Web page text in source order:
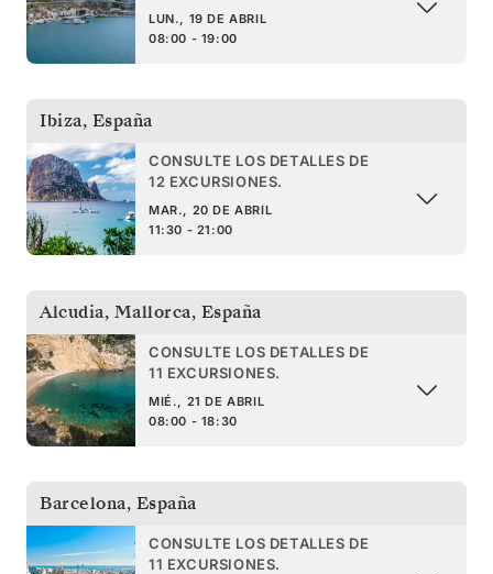
LUN., 19 DE ABRIL
08:00 - 19:00
Ibiza, España
CONSULTE LOS DETALLES DE
12 EXCURSIONES.
MAR., 20 DE ABRIL
11:30 - 21:00
Alcudia, Mallorca, España
CONSULTE LOS DETALLES DE
11 EXCURSIONES.
MIÉ., 21 DE ABRIL
08:00 - 18:30
Barcelona, España
CONSULTE LOS DETALLES DE
11 EXCURSIONES.